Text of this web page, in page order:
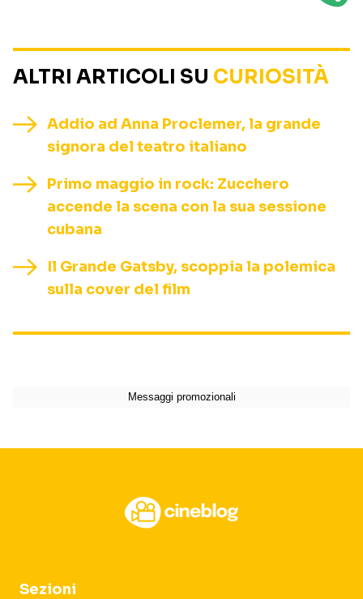
ALTRI ARTICOLI SU CURIOSITÀ
Addio ad Anna Proclemer, la grande
signora del teatro italiano
Primo maggio in rock: Zucchero
accende la scena con la sua sessione
cubana
Il Grande Gatsby, scoppia la polemica
sulla cover del film
Sezioni